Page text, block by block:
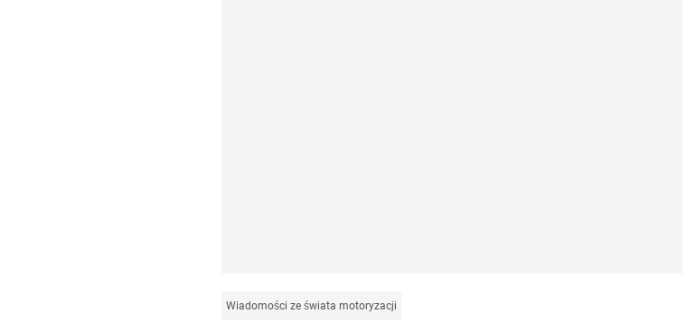
Wiadomości ze świata motoryzacji